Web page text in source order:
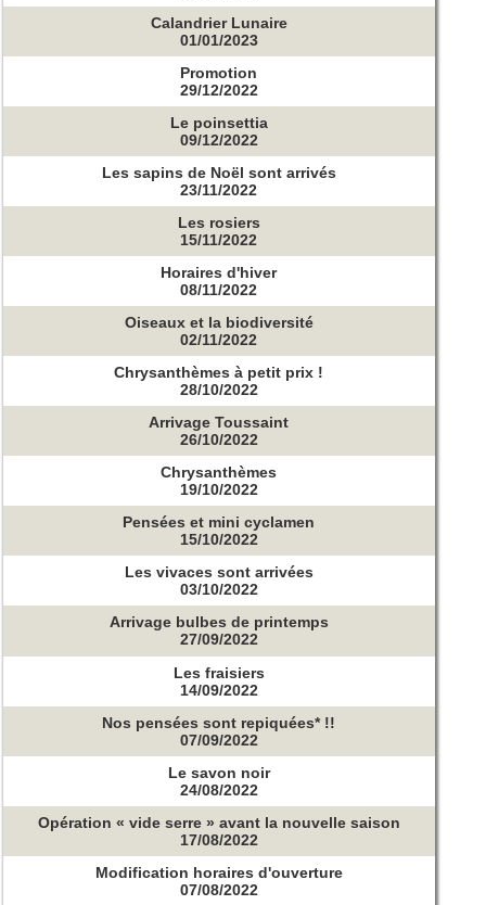
Calandrier Lunaire
01/01/2023
Promotion
29/12/2022
Le poinsettia
09/12/2022
Les sapins de Noël sont arrivés
23/11/2022
Les rosiers
15/11/2022
Horaires d'hiver
08/11/2022
Oiseaux et la biodiversité
02/11/2022
Chrysanthèmes à petit prix !
28/10/2022
Arrivage Toussaint
26/10/2022
Chrysanthèmes
19/10/2022
Pensées et mini cyclamen
15/10/2022
Les vivaces sont arrivées
03/10/2022
Arrivage bulbes de printemps
27/09/2022
Les fraisiers
14/09/2022
Nos pensées sont repiquées* !!
07/09/2022
Le savon noir
24/08/2022
Opération « vide serre » avant la nouvelle saison
17/08/2022
Modification horaires d'ouverture
07/08/2022